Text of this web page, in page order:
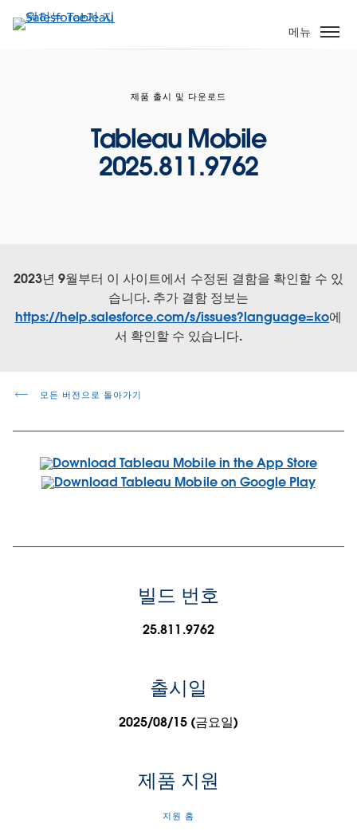
요
메뉴
제품 출시 및 다운로드
Tableau Mobile
2025.811.9762
2023년 9월부터 이 사이트에서 수정된 결함을 확인할 수 있
습니다. 추가 결함 정보는
https://help.salesforce.com/s/issues?language=ko에
서 확인할 수 있습니다.
모든 버전으로 돌아가기
빌드 번호
25.811.9762
출시일
2025/08/15 (금요일)
제품 지원
지원 홈